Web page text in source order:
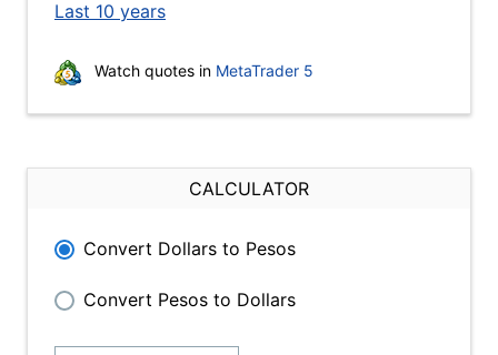
Last 10 years
Watch quotes in MetaTrader 5
CALCULATOR
Convert Dollars to Pesos
Convert Pesos to Dollars